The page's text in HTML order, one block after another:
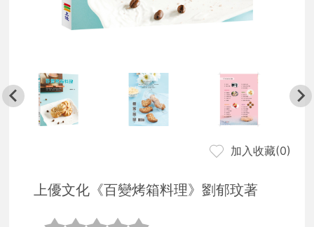
加入收藏(0)
上優文化《百變烤箱料理》劉郁玟著